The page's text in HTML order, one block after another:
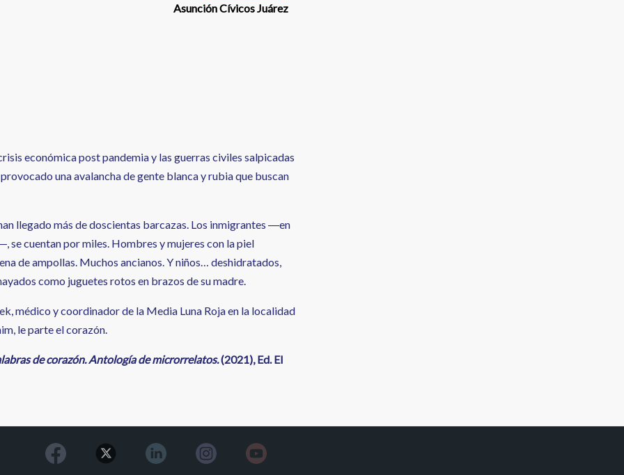
Asunción Cívicos Juárez
económica post pandemia y las guerras civiles salpicadas
una avalancha de gente blanca y rubia que buscan
llegado más de doscientas barcazas. Los inmigrantes ―en
se cuentan por miles. Hombres y mujeres con la piel
de ampollas. Muchos ancianos. Y niños… deshidratados,
como juguetes rotos en brazos de su madre.
médico y coordinador de la Media Luna Roja en la localidad
le parte el corazón.
de corazón. Antología de microrrelatos.(2021), Ed. El